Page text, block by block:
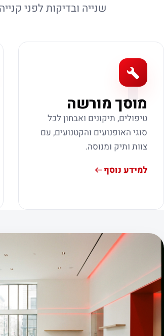
שנייה ובדיקות לפני
1
מוסך מורשה
טיפולים, תיקונים ואבחון לכל
סוגי האופנועים והקטנועים, עם
צוות ותיק ומנוסה.
למידע נוסף